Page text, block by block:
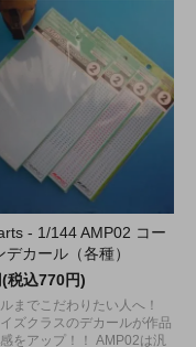
- 1/144 AMP02 コー
デカール（各種）
税込770円)
までこだわりたい人へ！
ズクラスのデカールが作品
をアップ！！ AMP02は汎